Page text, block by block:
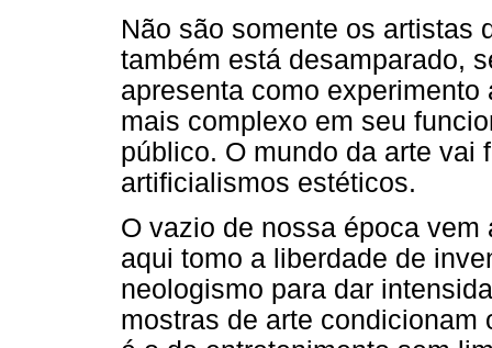
Não são somente os artistas
também está desamparado,
apresenta como
mais complexo em seu
público. O mundo da arte vai
artificialismos estéticos.
O vazio de nossa época
aqui tomo a liberdade de
neologismo para dar
mostras de arte condicionam